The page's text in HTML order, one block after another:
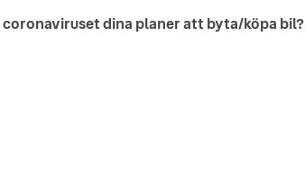
dina planer att byta/köpa bil?